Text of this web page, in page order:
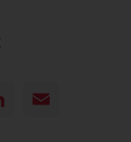
LinkedIn